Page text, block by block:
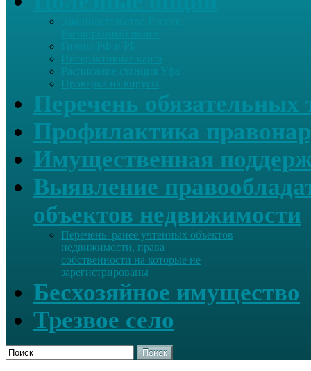
Интерактивная карта
Расписание станция Уфа
Проверка на вирусы
Перечень обязательных
Профилактика
Имущественная
Выявление
объектов недвижимости
Перечень ранее учтенных объектов
недвижимости, права
собственности на которые не
зарегистрированы
Бесхозяйное имущество
Трезвое село
Поиск